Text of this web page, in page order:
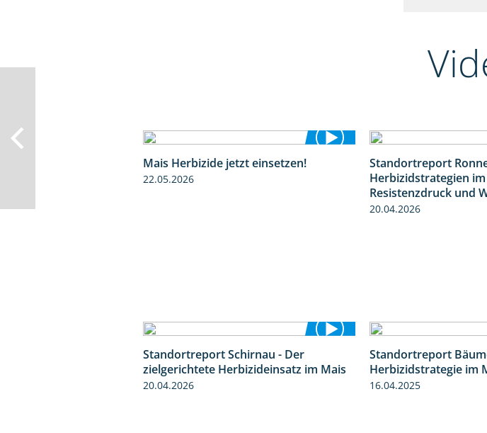
Mais Herbizide jetzt einsetzen!
22.05.2026
Standortreport
Herbizidstrategien
Resistenzdruck und
20.04.2026
Standortreport Schirnau - Der
zielgerichtete Herbizideinsatz im Mais
20.04.2026
Standortreport
Herbizidstrategie im
16.04.2025